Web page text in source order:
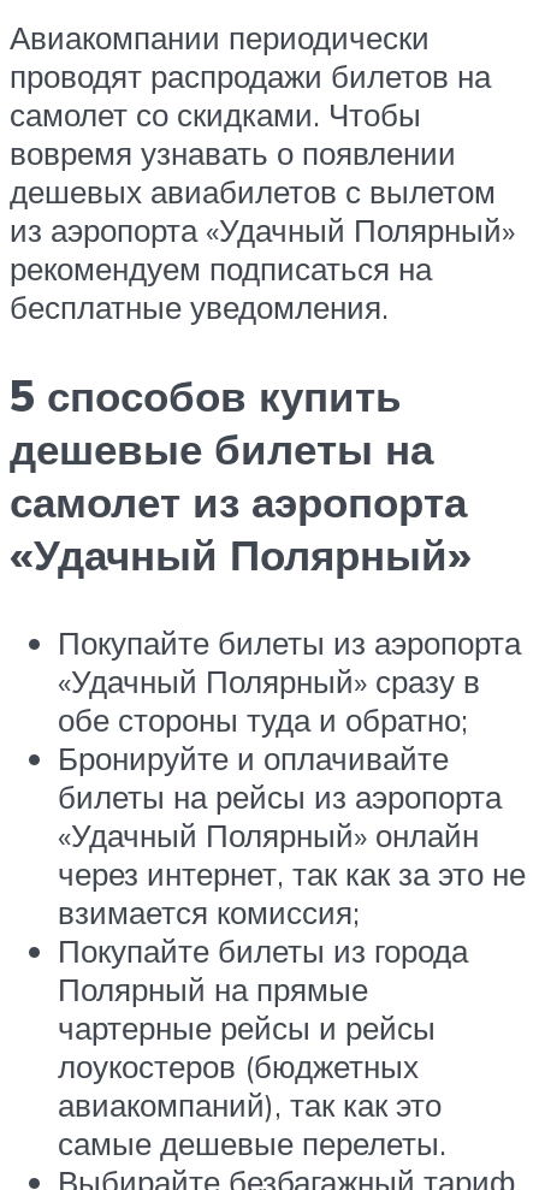
Авиакомпании периодически
проводят распродажи билетов на
самолет со скидками. Чтобы
вовремя узнавать о появлении
дешевых авиабилетов с вылетом
из аэропорта «Удачный Полярный»
рекомендуем подписаться на
бесплатные уведомления.
5 способов купить
дешевые билеты на
самолет из аэропорта
«Удачный Полярный»
Покупайте билеты из аэропорта
«Удачный Полярный» сразу в
обе стороны туда и обратно;
Бронируйте и оплачивайте
билеты на рейсы из аэропорта
«Удачный Полярный» онлайн
через интернет, так как за это не
взимается комиссия;
Покупайте билеты из города
Полярный на прямые
чартерные рейсы и рейсы
лоукостеров (бюджетных
авиакомпаний), так как это
самые дешевые перелеты.
Выбирайте безбагажный тариф,